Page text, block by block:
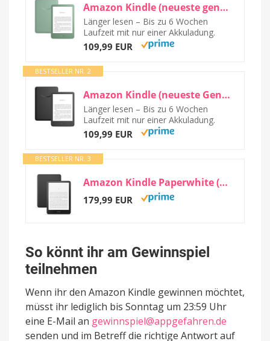
Amazon Kindle (neueste generation) – Der leichteste und kompakteste Kindle, mit...
Länger lesen – Bis zu 6 Wochen
Laufzeit mit nur einer Akkuladung.
109,99 EUR
BESTSELLER NR. 2
Amazon Kindle (neueste Generation) – Der leichteste und kompakteste Kindle, mit...
Länger lesen – Bis zu 6 Wochen
Laufzeit mit nur einer Akkuladung.
109,99 EUR
BESTSELLER NR. 3
Amazon Kindle Paperwhite (neueste Generation) – Unser schnellster Kindle, mit neuem...
179,99 EUR
So könnt ihr am Gewinnspiel
teilnehmen
Wenn ihr den Amazon Kindle gewinnen möchtet,
müsst ihr lediglich bis Sonntag um 23:59 Uhr
eine E-Mail an gewinnspiel@appgefahren.de
senden und im Betreff die richtige Antwort auf